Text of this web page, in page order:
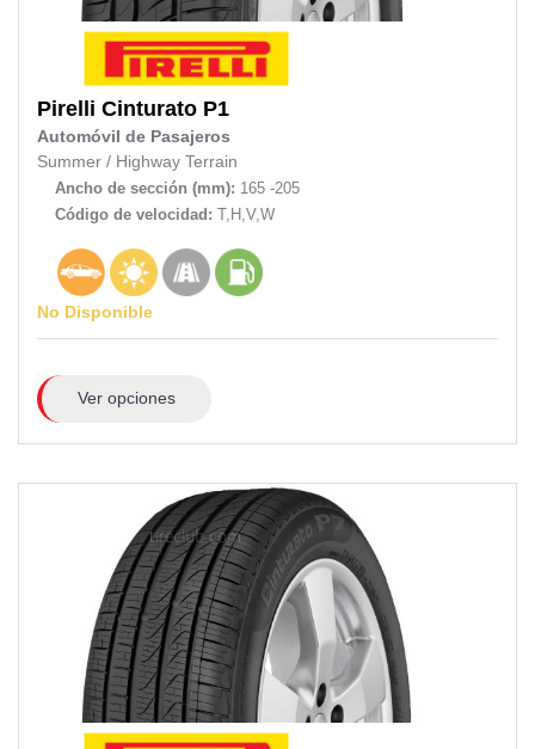
Pirelli Cinturato P1
Automóvil de Pasajeros
Summer / Highway Terrain
Ancho de sección (mm): 165 -205
Código de velocidad: T,H,V,W
No Disponible
Ver opciones